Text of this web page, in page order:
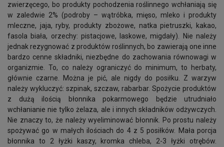
zwierzęcego, bo produkty pochodzenia roślinnego wchłaniają się
w zaledwie 2% (podroby – wątróbka, mięso, mleko i produkty
mleczne, jaja, ryby, produkty zbożowe, natka pietruszki, kakao,
fasola biała, orzechy: pistacjowe, laskowe, migdały). Nie należy
jednak rezygnować z produktów roślinnych, bo zawierają one inne
bardzo cenne składniki, niezbędne do zachowania równowagi w
organizmie. To, co należy ograniczyć do minimum, to herbaty,
głównie czarne. Można je pić, ale nigdy do posiłku. Z warzyw
należy wykluczyć: szpinak, szczaw, rabarbar. Spożycie produktów
z dużą ilością błonnika pokarmowego będzie utrudniało
wchłanianie nie tylko żelaza, ale i innych składników odżywczych.
Nie znaczy to, że należy wyeliminować błonnik. Po prostu należy
spożywać go w małych ilościach do 4 z 5 posiłków. Mała porcja
błonnika to 2 łyżki kaszy, kromka chleba, 2-3 łyżki otrębów.